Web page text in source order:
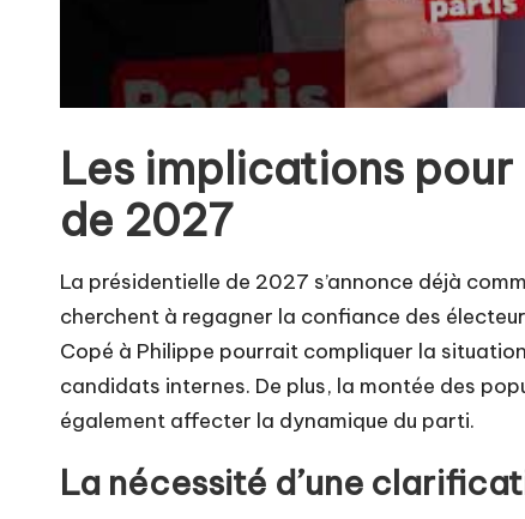
Les implications
de 2027
La présidentielle de 2027 s’annonce déjà
cherchent à regagner la confiance des
Copé à Philippe pourrait compliquer la
candidats internes. De plus, la montée des
également affecter la dynamique du parti.
La nécessité d’une